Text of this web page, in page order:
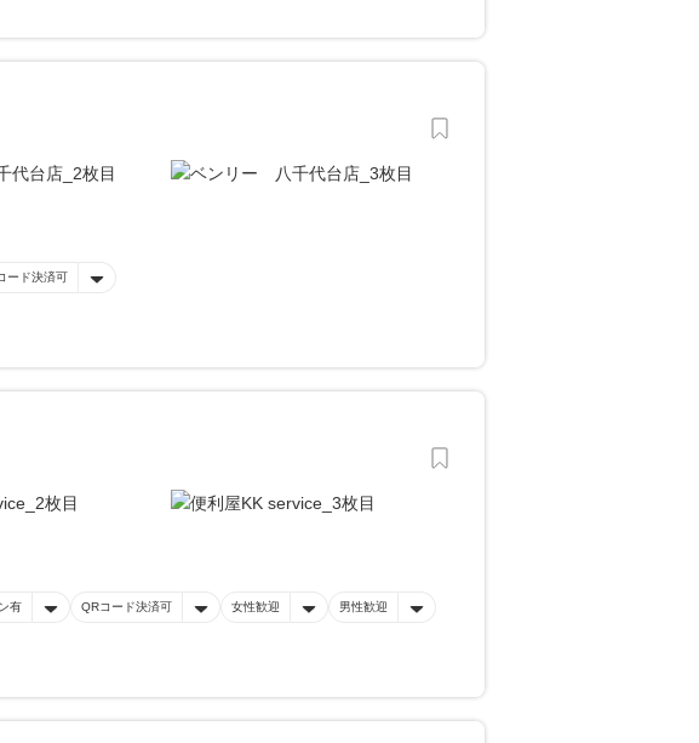
ード決済可
有 QRコード決済可 女性歓迎 男性歓迎